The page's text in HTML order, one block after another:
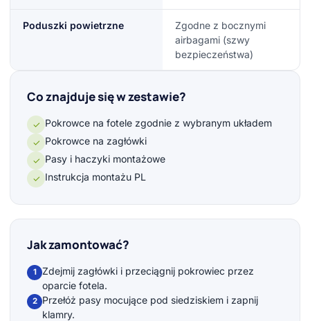
Poduszki powietrzne
Zgodne z bocznymi
airbagami (szwy
bezpieczeństwa)
Co znajduje się w zestawie?
✓ Pokrowce na fotele zgodnie z wybranym układem
✓ Pokrowce na zagłówki
✓ Pasy i haczyki montażowe
✓ Instrukcja montażu PL
Jak zamontować?
1
Zdejmij zagłówki i przeciągnij pokrowiec przez
oparcie fotela.
2
Przełóż pasy mocujące pod siedziskiem i zapnij
klamry.